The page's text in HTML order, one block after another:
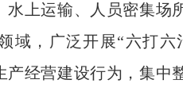
水上运输、人员密集场
域，广泛开展“六打六
产经营建设行为，集中